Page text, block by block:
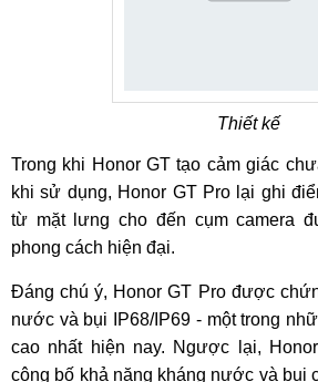
Thiết kế
Trong khi Honor GT tạo cảm giác
khi sử dụng, Honor GT Pro lại ghi
từ mặt lưng cho đến cụm camera
phong cách hiện đại.
Đáng chú ý, Honor GT Pro được
nước và bụi IP68/IP69 - một trong
cao nhất hiện nay. Ngược lại,
công bố khả năng kháng nước và bụi